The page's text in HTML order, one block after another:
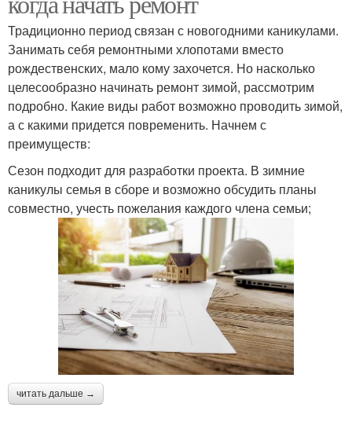
Традиционно период связан с новогодними каникулами.
Занимать себя ремонтными хлопотами вместо
рождественских, мало кому захочется. Но насколько
целесообразно начинать ремонт зимой, рассмотрим
подробно. Какие виды работ возможно проводить зимой,
а с какими придется повременить. Начнем с
преимуществ:
Сезон подходит для разработки проекта. В зимние
каникулы семья в сборе и возможно обсудить планы
совместно, учесть пожелания каждого члена семьи;
читать дальше →